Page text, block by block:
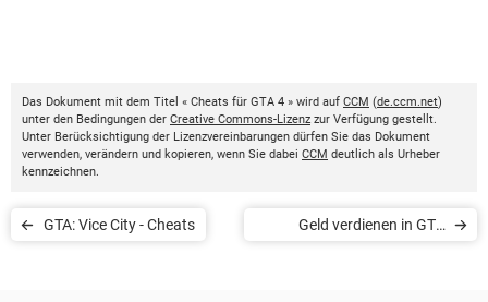
Das Dokument mit dem Titel « Cheats für GTA 4 » wird auf CCM (de.ccm.net)
unter den Bedingungen der Creative Commons-Lizenz zur Verfügung gestellt.
Unter Berücksichtigung der Lizenzvereinbarungen dürfen Sie das Dokument
verwenden, verändern und kopieren, wenn Sie dabei CCM deutlich als Urheber
kennzeichnen.
GTA: Vice City - Cheats
Geld verdienen in GTA